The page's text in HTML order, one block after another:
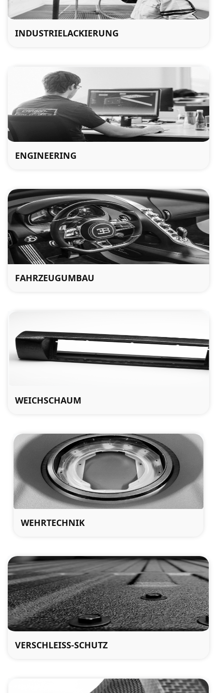
INDUSTRIELACKIERUNG
ENGINEERING
FAHRZEUGUMBAU
WEICHSCHAUM
WEHRTECHNIK
VERSCHLEISS-SCHUTZ